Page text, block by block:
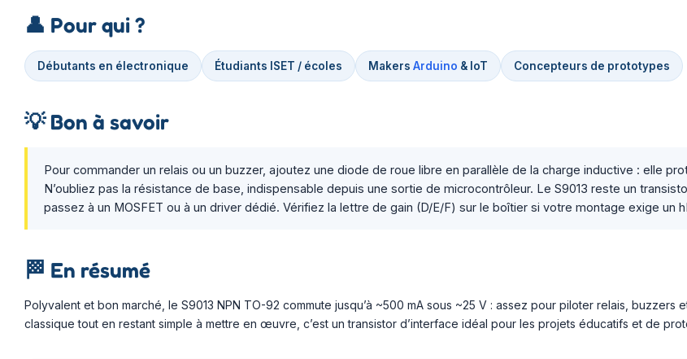
👤 Pour qui ?
Débutants en électronique Étudiants ISET / écoles Makers Arduino & IoT Concepteurs de prototypes
💡Bon à savoir
Pour commander un relais ou un buzzer, ajoutez une diode de roue libre en parallèle de la charge inductive : elle
N’oubliez pas la résistance de base, indispensable depuis une sortie de microcontrôleur. Le S9013 reste un
passez à un MOSFET ou à un driver dédié. Vérifiez la lettre de gain (D/E/F) sur le boîtier si votre montage exige un
🏁 En résumé
Polyvalent et bon marché, le S9013 NPN TO-92 commute jusqu’à ~500 mA sous ~25 V : assez pour piloter relais, buzzers
classique tout en restant simple à mettre en œuvre, c’est un transistor d’interface idéal pour les projets éducatifs et de